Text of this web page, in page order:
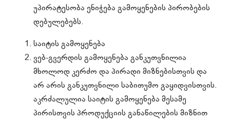
უპირატესობა ენიჭება გამოყენების პირობების
დებულებებს.
საიტის გამოყენება
ვებ-გვერდის გამოყენება განკუთვნილია
მხოლოდ კერძო და პირადი მიზნებისთვის და
არ არის განკუთვნილი საბითუმო გაყიდვისთვის.
აკრძალულია საიტის გამოყენება მესამე
პირისთვის პროდუქციის განაწილების მიზნით